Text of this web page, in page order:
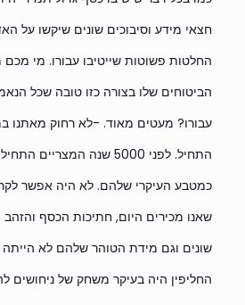
חצאי מידע וסיבוכים שונים שיקשו על
החלטות פשוטות שייטיבו עבורו. מי
הביטוחים שלו בצורה כזו טובה שכל
עבורו? מעטים מאוד. -לא רחוק מאתנו
התחיל. לפני 5000 שנה
כמטבע העיקרי שלהם. לא היה אפשר
שאנו מכירים היום, חתיכות הכסף והזהב
שונים וגם מידת הטוהר שלהם לא
החליפין היה בעיקר משחק של ניחושים